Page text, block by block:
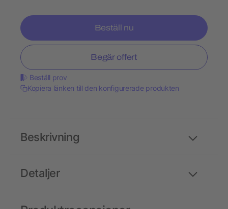
Beställ nu
Begär offert
Beställ prov
Kopiera länken till den konfigurerade produkten
Detaljer
Beskrivning